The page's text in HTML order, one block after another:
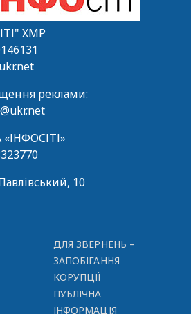
ХМР
реклами:
10
ДЛЯ ЗВЕРНЕНЬ –
ЗАПОБІГАННЯ
КОРУПЦІЇ
ПУБЛІЧНА
ІНФОРМАЦІЯ